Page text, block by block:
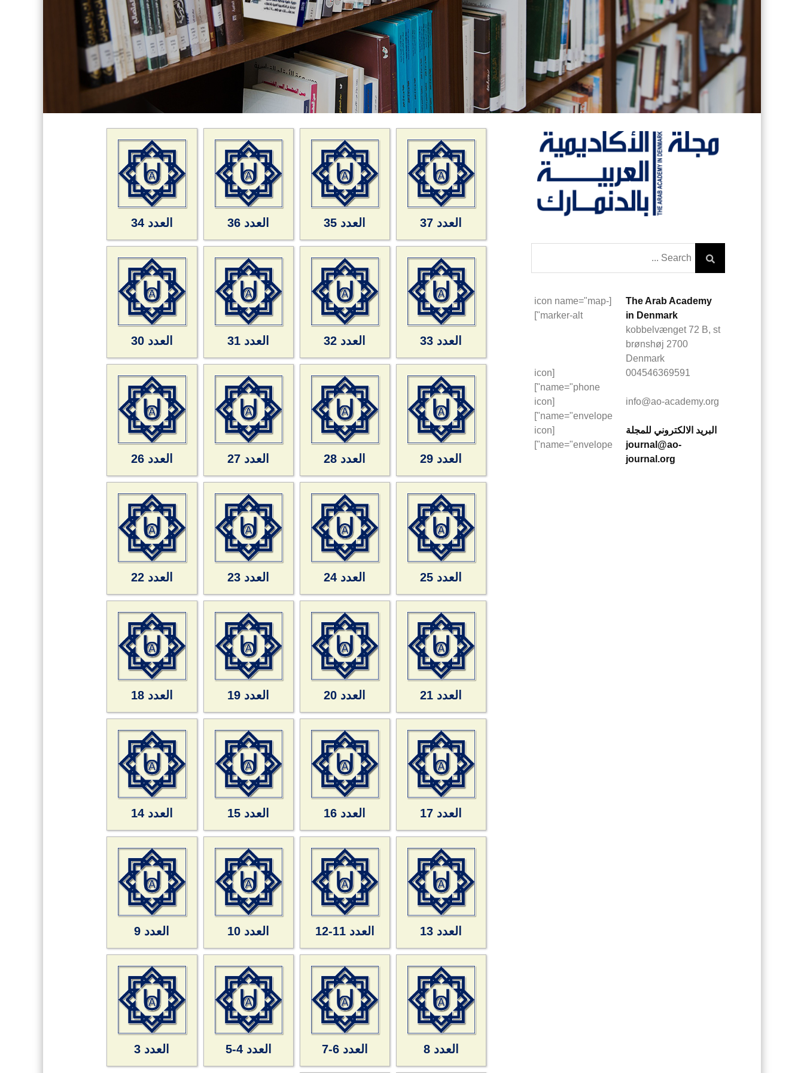
العدد 37 العدد 35 العدد 36 العدد 34
العدد 33 العدد 32 العدد 31 العدد 30
العدد 29 العدد 28 العدد 27 العدد 26
العدد 25 العدد 24 العدد 23 العدد 22
العدد 21 العدد 20 العدد 19 العدد 18
العدد 17 العدد 16 العدد 15 العدد 14
العدد 13 العدد 11-12 العدد 10 العدد 9
العدد 8 العدد 6-7 العدد 4-5 العدد 3
[icon name="map-
marker-alt"]
The Arab Academy
in Denmark
kobbelvænget 72 B, st
2700 brønshøj
Denmark
[icon
name="phone"]
004546369591
[icon
name="envelope"]
info@ao-academy.org
[icon
name="envelope"]
البريد الالكتروني للمجلة
journal@ao-
journal.org